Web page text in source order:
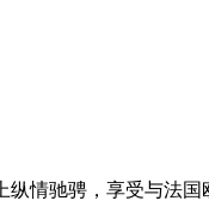
情驰骋，享受与法国